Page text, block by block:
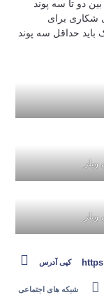
دو تا سه پوند
شکاری برای
باید حداقل سه پوند
کپی آدرس
شبکه های اجتماعی